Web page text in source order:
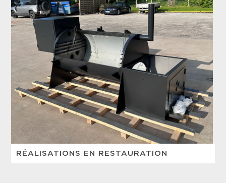
RÉALISATIONS EN RESTAURATION